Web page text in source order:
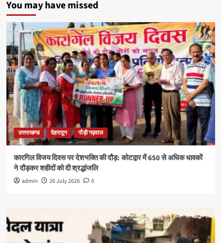
You may have missed
उत्तराखण्ड देहरादून पौड़ी गढ़वाल
कारगिल विजय दिवस पर देशभक्ति की दौड़: कोटद्वार में 650 से अधिक धावकों
ने दौड़कर शहीदों को दी श्रद्धांजलि
admin 26 July 2026 0